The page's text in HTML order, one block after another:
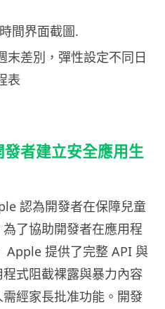
差別，彈性設定不同日
表
發者建立安全應用生
認為開發者在保障兒童
了協助開發者在應用程
Apple 提供了完整 API 與
式阻截裸露與暴力內容
經家長批准功能。開發